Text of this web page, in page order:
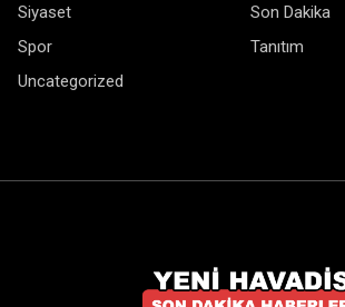
Siyaset
Son Dakika
Spor
Tanıtım
Uncategorized